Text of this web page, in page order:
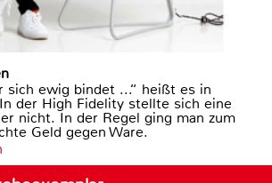
sich ewig bindet ...“ heißt es in
der High Fidelity stellte sich eine
nicht. In der Regel ging man zum
Geld gegen Ware.